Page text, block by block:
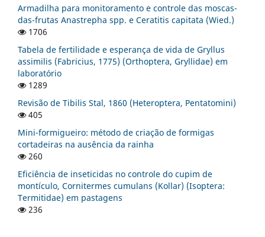
Armadilha para monitoramento e controle das moscas-
das-frutas Anastrepha spp. e Ceratitis capitata (Wied.)
1706
Tabela de fertilidade e esperança de vida de Gryllus
assimilis (Fabricius, 1775) (Orthoptera, Gryllidae) em
laboratório
1289
Revisão de Tibilis Stal, 1860 (Heteroptera, Pentatomini)
405
Mini-formigueiro: método de criação de formigas
cortadeiras na ausência da rainha
260
Eficiência de inseticidas no controle do cupim de
montículo, Cornitermes cumulans (Kollar) (Isoptera:
Termitidae) em pastagens
236